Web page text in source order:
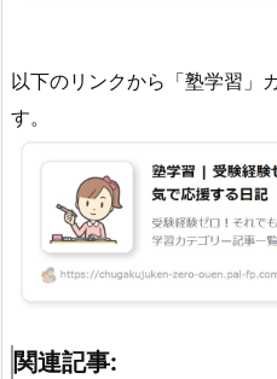
以下のリンクから「塾学習」
す。
関連記事: